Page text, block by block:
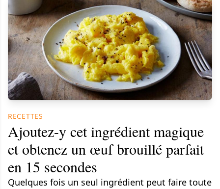
RECETTES
Ajoutez-y cet ingrédient magique
et obtenez un œuf brouillé parfait
en 15 secondes
Quelques fois un seul ingrédient peut faire toute